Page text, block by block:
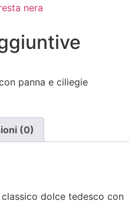
nera
panna e ciliegie
(0)
classico dolce tedesco con